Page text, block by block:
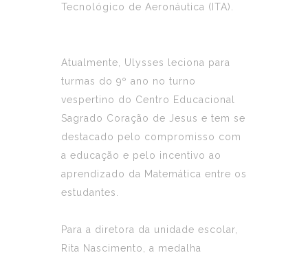
Tecnológico de Aeronáutica (ITA).
Atualmente, Ulysses leciona para
turmas do 9º ano no turno
vespertino do Centro Educacional
Sagrado Coração de Jesus e tem se
destacado pelo compromisso com
a educação e pelo incentivo ao
aprendizado da Matemática entre os
estudantes.
Para a diretora da unidade escolar,
Rita Nascimento, a medalha